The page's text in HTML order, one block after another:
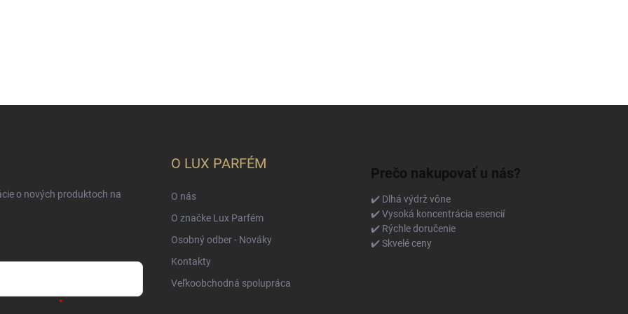
o nových produktoch na
O LUX PARFÉM
O nás
O značke Lux Parfém
Osobný odber - Nováky
Kontakty
Veľkoobchodná spolupráca
Prečo nakupovať u nás?
✔️ Dlhá výdrž vône
✔️ Vysoká koncentrácia esencií
✔️ Rýchle doručenie
✔️ Skvelé ceny